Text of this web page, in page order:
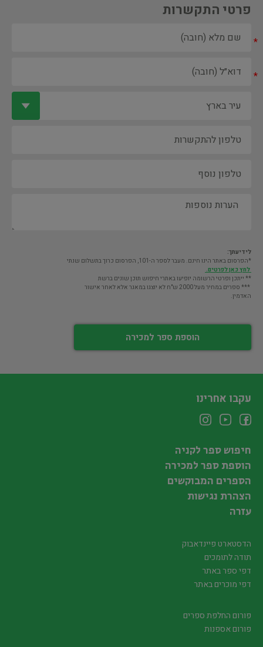
פרטי התקשרות
*
*
לידיעתך:
*הפרסום באתר הינו חינם. מעבר לספר ה-101, הפרסום כרוך בתשלום שנתי
לחץ כאן לפרטים.
** ייתכן ופרטי הרשומה יופיעו באתרי חיפוש תוכן שונים ברשת
*** ספרים במחיר מעל 2000 ש"ח לא יוצגו במאגר אלא לאחר אישור
האדמין.
הוספת ספר למכירה
עקבו אחרינו
חיפוש ספר לקניה
הוספת ספר למכירה
הספרים המבוקשים
הצהרת נגישות
עזרה
הדסטארט פיינדאבוק
תודה לתומכים
דפי ספר באתר
דפי מוכרים באתר
פורום החלפת ספרים
פורום אספנות